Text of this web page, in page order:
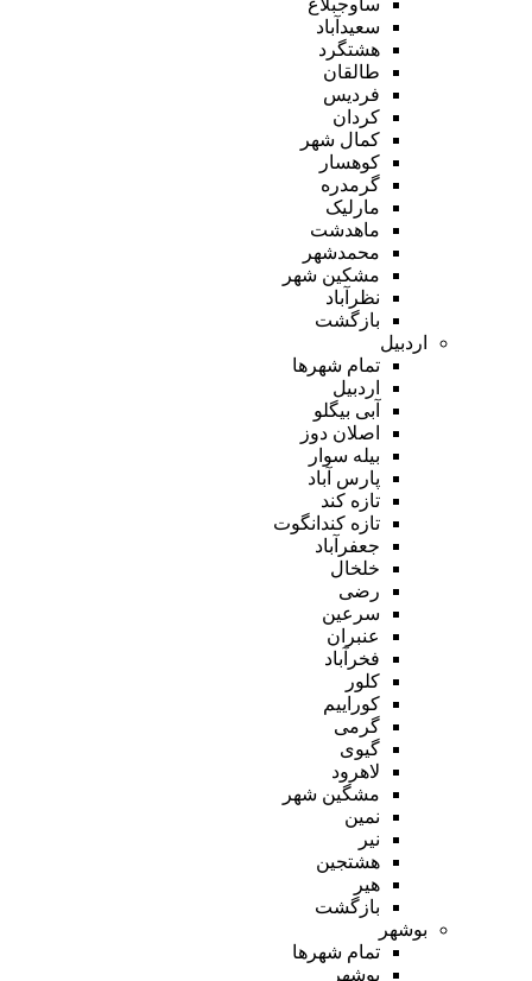
سعیدآباد
هشتگرد
طالقان
فردیس
کردان
کمال شهر
کوهسار
گرمدره
مارلیک
ماهدشت
محمدشهر
مشکین شهر
نظرآباد
بازگشت
اردبیل
تمام شهر‌ها
اردبیل
آبی بیگلو
اصلان دوز
بیله سوار
پارس آباد
تازه کند
تازه کندانگوت
جعفرآباد
خلخال
رضی
سرعین
عنبران
فخرآباد
کلور
کوراییم
گرمی
گیوی
لاهرود
مشگین شهر
نمین
نیر
هشتجین
هیر
بازگشت
بوشهر
تمام شهر‌ها
بوشهر